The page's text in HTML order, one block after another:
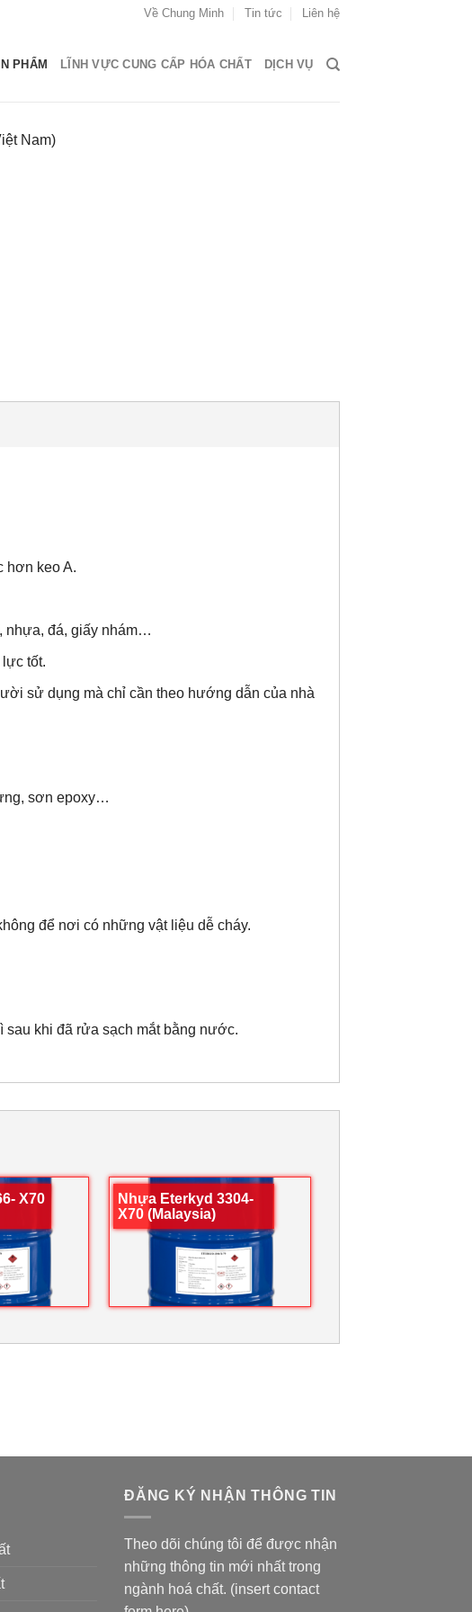
Về Chung Minh Tin tức Liên hệ
PHẨM LĨNH VỰC CUNG CẤP HÓA CHẤT DỊCH VỤ
Nam)
hơn keo A.
nhựa, đá, giấy nhám…
tốt.
sử dụng mà chỉ cần theo hướng dẫn của nhà
sơn epoxy…
để nơi có những vật liệu dễ cháy.
sau khi đã rửa sạch mắt bằng nước.
X70
Nhựa Eterkyd 3304-
X70 (Malaysia)
ĐĂNG KÝ NHẬN THÔNG TIN
Theo dõi chúng tôi để được nhận
những thông tin mới nhất trong
ngành hoá chất. (insert contact